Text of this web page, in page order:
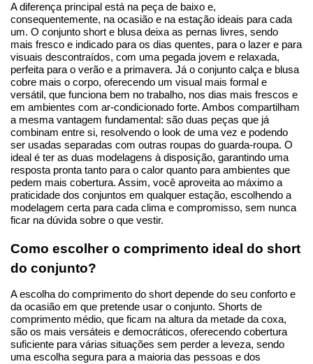
A diferença principal está na peça de baixo e,
consequentemente, na ocasião e na estação ideais para cada
um. O conjunto short e blusa deixa as pernas livres, sendo
mais fresco e indicado para os dias quentes, para o lazer e para
visuais descontraídos, com uma pegada jovem e relaxada,
perfeita para o verão e a primavera. Já o conjunto calça e blusa
cobre mais o corpo, oferecendo um visual mais formal e
versátil, que funciona bem no trabalho, nos dias mais frescos e
em ambientes com ar-condicionado forte. Ambos compartilham
a mesma vantagem fundamental: são duas peças que já
combinam entre si, resolvendo o look de uma vez e podendo
ser usadas separadas com outras roupas do guarda-roupa. O
ideal é ter as duas modelagens à disposição, garantindo uma
resposta pronta tanto para o calor quanto para ambientes que
pedem mais cobertura. Assim, você aproveita ao máximo a
praticidade dos conjuntos em qualquer estação, escolhendo a
modelagem certa para cada clima e compromisso, sem nunca
ficar na dúvida sobre o que vestir.
Como escolher o comprimento ideal do short
do conjunto?
A escolha do comprimento do short depende do seu conforto e
da ocasião em que pretende usar o conjunto. Shorts de
comprimento médio, que ficam na altura da metade da coxa,
são os mais versáteis e democráticos, oferecendo cobertura
suficiente para várias situações sem perder a leveza, sendo
uma escolha segura para a maioria das pessoas e dos